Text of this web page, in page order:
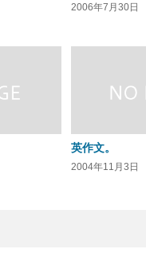
2006年7月30日
英作文。
2004年11月3日